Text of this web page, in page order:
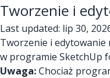
Tworzenie i
Last updated: lip 30,
Tworzenie i
w programie SketchUp
Uwaga:Chociaż